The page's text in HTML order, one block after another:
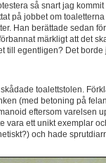
så snart jag
på jobbet om
Han berättade sedan
märkligt att det
till egentligen? Det
toalettstolen.
(med betoning på
eftersom varelsen
ett unikt exemplar
och hade